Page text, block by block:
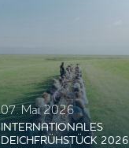
07. Mai 2026
INTERNATIONALES
DEICHFRÜHSTÜCK 2026